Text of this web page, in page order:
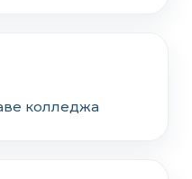
колледжа